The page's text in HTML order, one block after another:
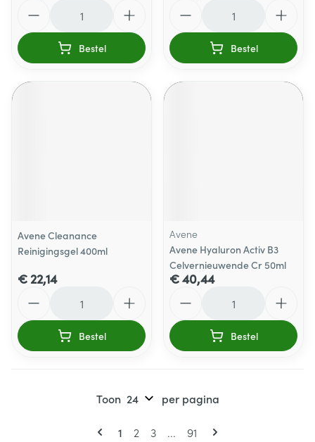
Bestel Bestel
Avene Cleanance
Reinigingsgel 400ml
€ 22,14
Bestel
Avene
Avene Hyaluron Activ B3
Celvernieuwende Cr 50ml
€ 40,44
Bestel
Pagina's
U lees momenteel pagina
1 Pagina
2 Pagina
3 ... Pagina
91
Toon per pagina